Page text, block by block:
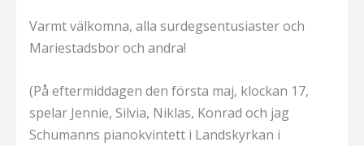
Varmt välkomna, alla surdegsentusiaster och
Mariestadsbor och andra!
(På eftermiddagen den första maj, klockan 17,
spelar Jennie, Silvia, Niklas, Konrad och jag
Schumanns pianokvintett i Landskyrkan i